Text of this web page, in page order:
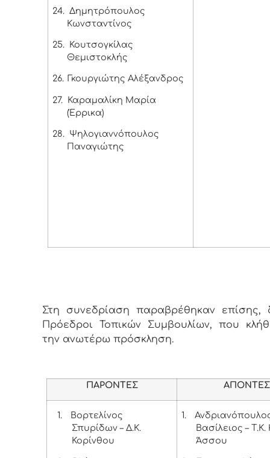
24. Δημητρόπουλος
Κωνσταντίνος
25.
Κουτσογκίλας
Θεμιστοκλής
26. Γκουργιώτης Αλέξανδρος
27.
Καραμαλίκη Μαρία
(Έρρικα)
28.
Ψηλογιαννόπουλος
Παναγιώτης
Στη συνεδρίαση παραβρέθηκαν επίσης,
Πρόεδροι Τοπικών Συμβουλίων, που
την ανωτέρω πρόσκληση.
ΠΑΡΟΝΤΕΣ ΑΠΟΝΤΕΣ
1.
Βορτελίνος
Σπυρίδων – Δ.Κ.
Κορίνθου
1.
Βασίλειος –
Άσσου